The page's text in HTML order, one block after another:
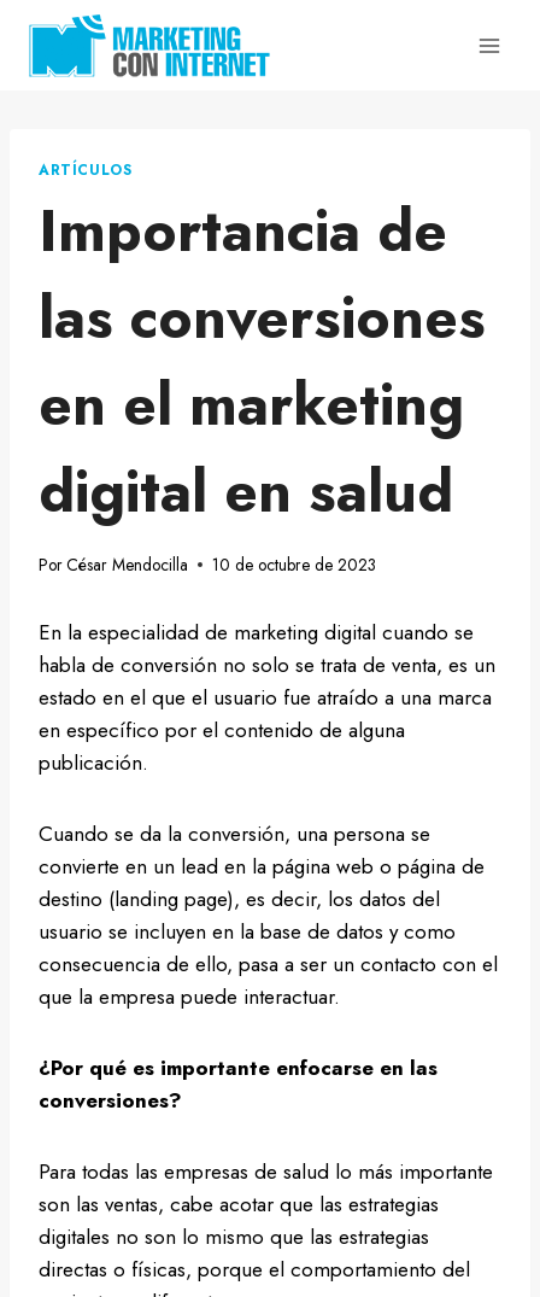
contenido
ARTÍCULOS
Importancia de
las conversiones
en el marketing
digital en salud
PorCésar Mendocilla 10 de octubre de 2023
En la especialidad de marketing digital cuando se
habla de conversión no solo se trata de venta, es un
estado en el que el usuario fue atraído a una marca
en específico por el contenido de alguna
publicación.
Cuando se da la conversión, una persona se
convierte en un lead en la página web o página de
destino (landing page), es decir, los datos del
usuario se incluyen en la base de datos y como
consecuencia de ello, pasa a ser un contacto con el
que la empresa puede interactuar.
¿Por qué es importante enfocarse en las
conversiones?
Para todas las empresas de salud lo más importante
son las ventas, cabe acotar que las estrategias
digitales no son lo mismo que las estrategias
directas o físicas, porque el comportamiento del